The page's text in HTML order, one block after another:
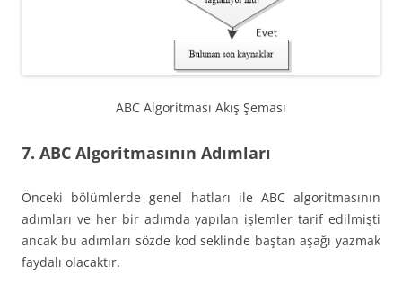
ABC Algoritması Akış Şeması
7. ABC Algoritmasının Adımları
Önceki bölümlerde genel hatları ile ABC algoritmasının
adımları ve her bir adımda yapılan işlemler tarif edilmişti
ancak bu adımları sözde kod seklinde baştan aşağı yazmak
faydalı olacaktır.